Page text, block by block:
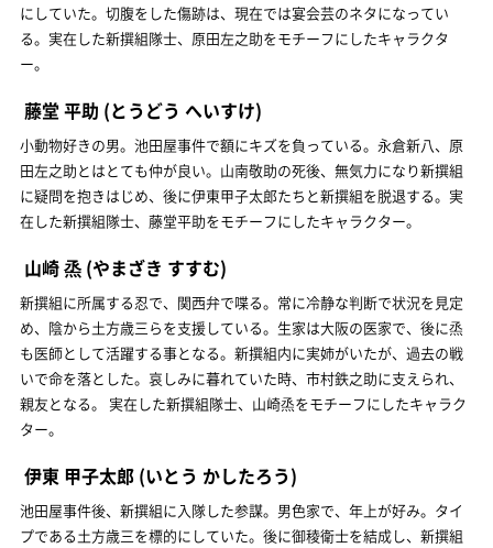
にしていた。切腹をした傷跡は、現在では宴会芸のネタになってい
る。実在した新撰組隊士、原田左之助をモチーフにしたキャラクタ
ー。
藤堂 平助 (とうどう へいすけ)
小動物好きの男。池田屋事件で額にキズを負っている。永倉新八、原
田左之助とはとても仲が良い。山南敬助の死後、無気力になり新撰組
に疑問を抱きはじめ、後に伊東甲子太郎たちと新撰組を脱退する。実
在した新撰組隊士、藤堂平助をモチーフにしたキャラクター。
山崎 烝 (やまざき すすむ)
新撰組に所属する忍で、関西弁で喋る。常に冷静な判断で状況を見定
め、陰から土方歳三らを支援している。生家は大阪の医家で、後に烝
も医師として活躍する事となる。新撰組内に実姉がいたが、過去の戦
いで命を落とした。哀しみに暮れていた時、市村鉄之助に支えられ、
親友となる。 実在した新撰組隊士、山崎烝をモチーフにしたキャラク
ター。
伊東 甲子太郎 (いとう かしたろう)
池田屋事件後、新撰組に入隊した参謀。男色家で、年上が好み。タイ
プである土方歳三を標的にしていた。後に御稜衛士を結成し、新撰組